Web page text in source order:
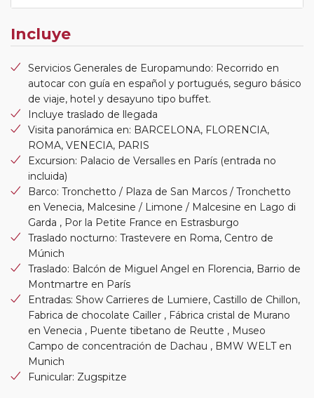
Incluye
Servicios Generales de Europamundo: Recorrido en
autocar con guía en español y portugués, seguro básico
de viaje, hotel y desayuno tipo buffet.
Incluye traslado de llegada
Visita panorámica en: BARCELONA, FLORENCIA,
ROMA, VENECIA, PARIS
Excursion: Palacio de Versalles en París (entrada no
incluida)
Barco: Tronchetto / Plaza de San Marcos / Tronchetto
en Venecia, Malcesine / Limone / Malcesine en Lago di
Garda , Por la Petite France en Estrasburgo
Traslado nocturno: Trastevere en Roma, Centro de
Múnich
Traslado: Balcón de Miguel Angel en Florencia, Barrio de
Montmartre en París
Entradas: Show Carrieres de Lumiere, Castillo de Chillon,
Fabrica de chocolate Cailler , Fábrica cristal de Murano
en Venecia , Puente tibetano de Reutte , Museo
Campo de concentración de Dachau , BMW WELT en
Munich
Funicular: Zugspitze